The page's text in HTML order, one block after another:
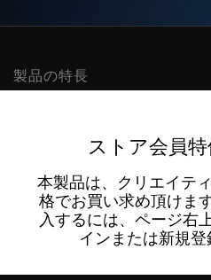
製品の特長
ストア会員
本製品は、クリエイテ
格でお買い求め頂けま
入するには、ページ右
インまたは新規登